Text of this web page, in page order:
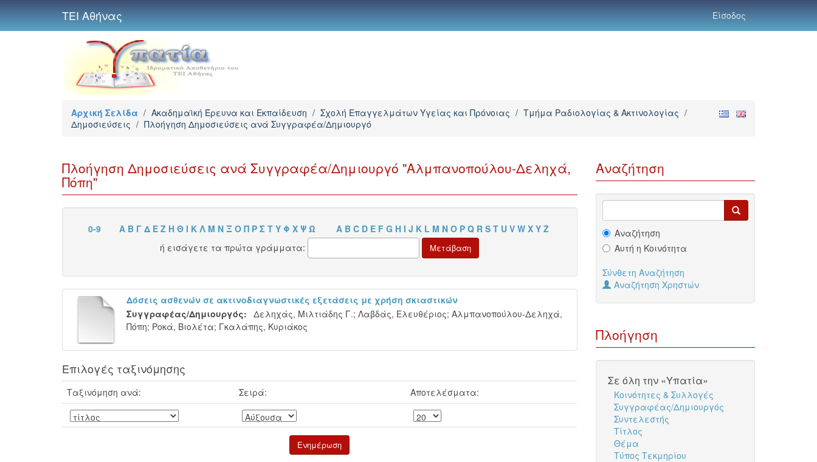
ΤΕΙ Αθήνας Είσοδος
Αρχική Σελίδα / Ακαδημαϊκή Έρευνα και Εκπαίδευση / Σχολή Επαγγελμάτων Υγείας και Πρόνοιας / Τμήμα Ραδιολογίας & Ακτινολογίας /
Δημοσιεύσεις / Πλοήγηση Δημοσιεύσεις ανά Συγγραφέα/Δημιουργό
Πλοήγηση Δημοσιεύσεις ανά Συγγραφέα/Δημιουργό "Αλμπανοπούλου-Δεληχά,
Πόπη"
0-9 Α Β Γ Δ Ε Ζ Η Θ Ι Κ Λ Μ Ν Ξ Ο Π Ρ Σ Τ Υ Φ Χ Ψ Ω A B C D E F G H I J K L M N O P Q R S T U V W X Y Z
ή εισάγετε τα πρώτα γράμματα:
Δόσεις ασθενών σε ακτινοδιαγνωστικές εξετάσεις με χρήση σκιαστικών
Συγγραφέας/Δημιουργός: Δεληχάς, Μιλτιάδης Γ.; Λαβδάς, Ελευθέριος; Αλμπανοπούλου-Δεληχά,
Πόπη; Ροκά, Βιολέτα; Γκαλάπης, Κυριάκος
Επιλογές ταξινόμησης
Ταξινόμηση ανά: Σειρά: Αποτελέσματα:
Αναζήτηση
Αναζήτηση
Αυτή η Κοινότητα
Σύνθετη Αναζήτηση
Αναζήτηση Χρηστών
Πλοήγηση
Σε όλη την «Υπατία»
Κοινότητες & Συλλογές
Συγγραφέας/Δημιουργός
Συντελεστής
Τίτλος
Θέμα
Τύπος Τεκμηρίου